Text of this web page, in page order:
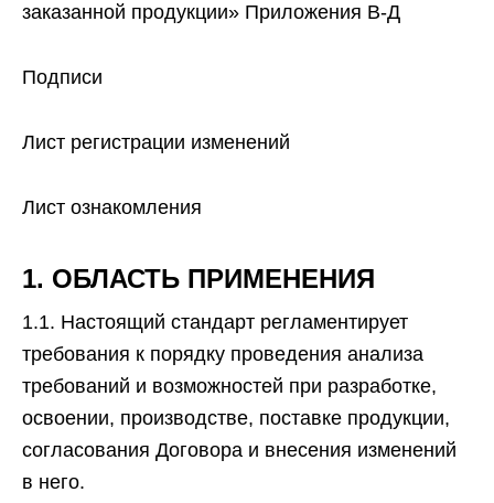
заказанной продукции» Приложения В-Д
Подписи
Лист регистрации изменений
Лист ознакомления
1. ОБЛАСТЬ ПРИМЕНЕНИЯ
1.1. Настоящий стандарт регламентирует
требования к порядку проведения анализа
требований и возможностей при разработке,
освоении, производстве, поставке продукции,
согласования Договора и внесения изменений
в него.